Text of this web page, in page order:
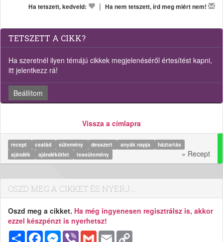
Ha tetszett, kedveld: | Ha nem tetszett, írd meg miért nem!
TETSZETT A CIKK?
Ha szeretnél ilyen témájú cikkek megjelenéséről értesítést kapni,
itt jelentkezz rá!
Beállítom
Vissza a címlapra
recept család sütemény desszert anyák napja
háztartás
ajándék
ajándékötlet teasütemény » Recept
OSZD MEG A CIKKET ÉS NYERJ...
Oszd meg a cikket. Ha még ingyenesen regisztrálsz is, akkor
ezzel készpénzt is nyerhetsz!
MegosztásFacebookMessenger
Viber Gmail Email